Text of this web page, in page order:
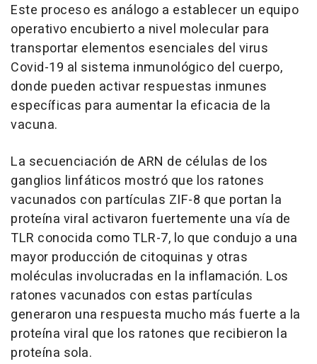
Este proceso es análogo a establecer un equipo
operativo encubierto a nivel molecular para
transportar elementos esenciales del virus
Covid-19 al sistema inmunológico del cuerpo,
donde pueden activar respuestas inmunes
específicas para aumentar la eficacia de la
vacuna.
La secuenciación de ARN de células de los
ganglios linfáticos mostró que los ratones
vacunados con partículas ZIF-8 que portan la
proteína viral activaron fuertemente una vía de
TLR conocida como TLR-7, lo que condujo a una
mayor producción de citoquinas y otras
moléculas involucradas en la inflamación. Los
ratones vacunados con estas partículas
generaron una respuesta mucho más fuerte a la
proteína viral que los ratones que recibieron la
proteína sola.